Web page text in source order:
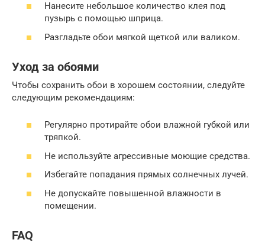
Нанесите небольшое количество клея под
пузырь с помощью шприца.
Разгладьте обои мягкой щеткой или валиком.
Уход за обоями
Чтобы сохранить обои в хорошем состоянии, следуйте
следующим рекомендациям:
Регулярно протирайте обои влажной губкой или
тряпкой.
Не используйте агрессивные моющие средства.
Избегайте попадания прямых солнечных лучей.
Не допускайте повышенной влажности в
помещении.
FAQ